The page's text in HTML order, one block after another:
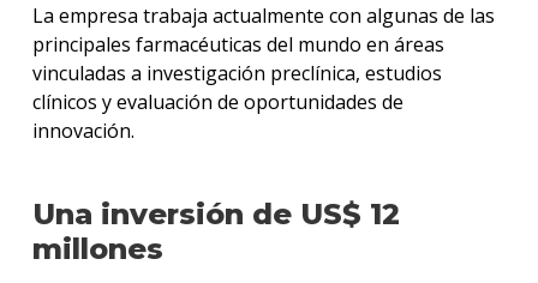
La empresa trabaja actualmente con algunas de las
principales farmacéuticas del mundo en áreas
vinculadas a investigación preclínica, estudios
clínicos y evaluación de oportunidades de
innovación.
Una inversión de US$ 12
millones